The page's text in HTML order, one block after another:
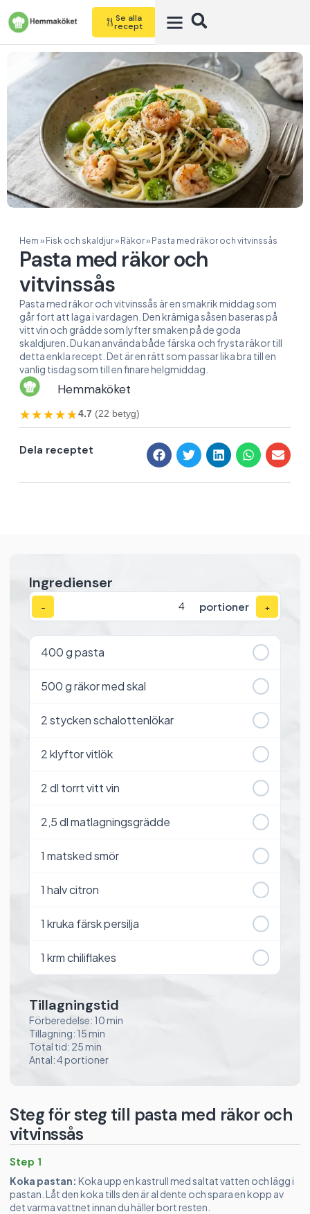
Se alla
recept
Hem » Fisk och skaldjur» Räkor» Pasta med räkor och vitvinssås
Pasta med räkor och
vitvinssås
Pasta med räkor och vitvinssås är en smakrik middag som
går fort att laga i vardagen. Den krämiga såsen baseras på
vitt vin och grädde som lyfter smaken på de goda
skaldjuren. Du kan använda både färska och frysta räkor till
detta enkla recept. Det är en rätt som passar lika bra till en
vanlig tisdag som till en finare helgmiddag.
Hemmaköket
★★★★★
★★★★★4.7 (22 betyg)
Dela receptet
Steg för steg till pasta med räkor och
vitvinssås
Step 1
Koka pastan: Koka upp en kastrull med saltat vatten och lägg i
pastan. Låt den koka tills den är al dente och spara en kopp av
det varma vattnet innan du häller bort resten.
Ingredienser
− portioner +
400g pasta
500g räkor med skal
2stycken schalottenlökar
2klyftor vitlök
2dl torrt vitt vin
2,5dl matlagningsgrädde
1 matsked smör
1 halv citron
1 kruka färsk persilja
1 krm chiliflakes
Tillagningstid
Förberedelse: 10 min
Tillagning: 15 min
Total tid: 25 min
Antal: 4 portioner